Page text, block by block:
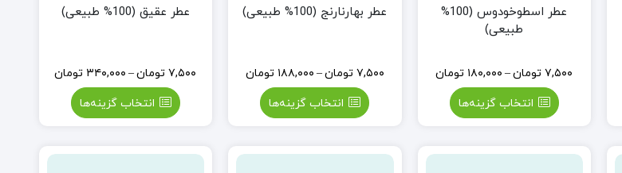
عطر اسطوخودوس (100%
طبیعی)
۷,۵۰۰ تومان– ۱۸۰,۰۰۰ تومان
انتخاب گزینه‌ها
عطر بهارنارنج (100% طبیعی)
۷,۵۰۰ تومان– ۱۸۸,۰۰۰ تومان
انتخاب گزینه‌ها
عطر عقیق (100% طبیعی)
۷,۵۰۰ تومان– ۳۴۰,۰۰۰ تومان
انتخاب گزینه‌ها